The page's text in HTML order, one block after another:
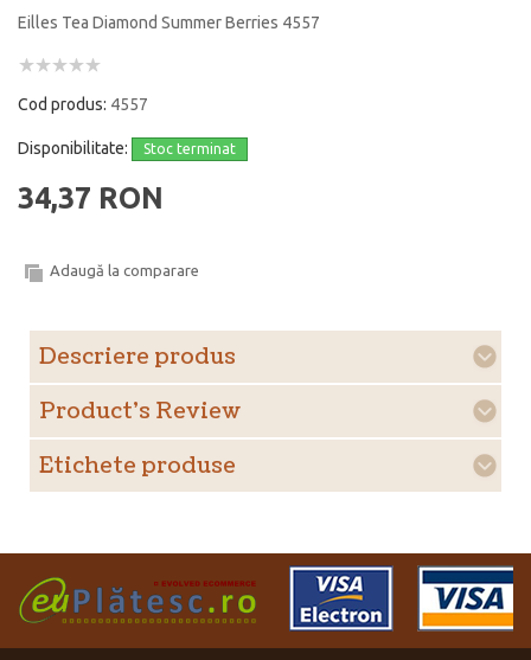
Eilles Tea Diamond Summer Berries 4557
Cod produs: 4557
Disponibilitate: Stoc terminat
34,37 RON
Adaugă la comparare
Descriere produs
Product's Review
Etichete produse